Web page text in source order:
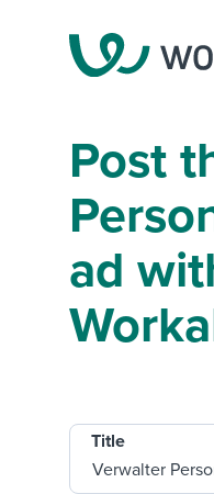
Post
ad
Title